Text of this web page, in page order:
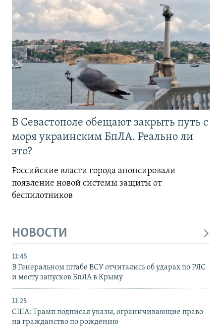
В Севастополе обещают закрыть путь с
моря украинским БпЛА. Реально ли
это?
Российские власти города анонсировали
появление новой системы защиты от
беспилотников
НОВОСТИ
11:45
В Генеральном штабе ВСУ отчитались об ударах по РЛС
и месту запусков БпЛА в Крыму
11:25
США: Трамп подписал указы, ограничивающие право
на гражданство по рождению